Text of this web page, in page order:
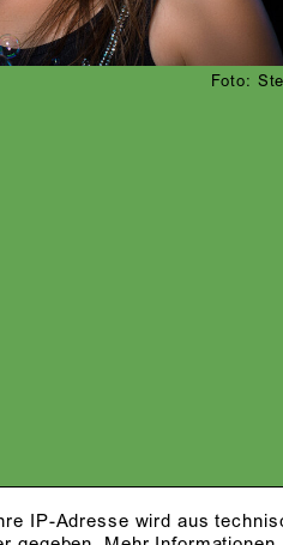
IP-Adresse wird aus
Foto: